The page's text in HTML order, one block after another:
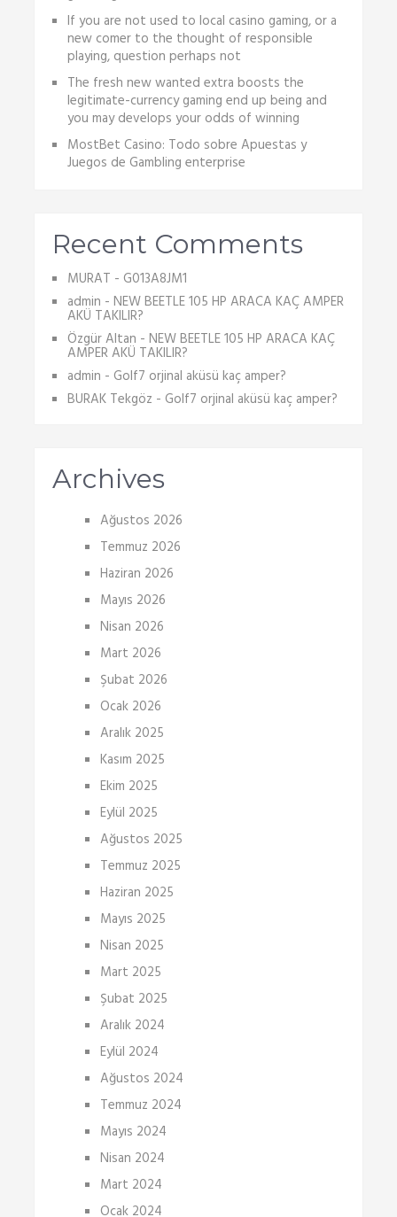
If you are not used to local casino gaming, or a
new comer to the thought of responsible
playing, question perhaps not
The fresh new wanted extra boosts the
legitimate-currency gaming end up being and
you may develops your odds of winning
MostBet Casino: Todo sobre Apuestas y
Juegos de Gambling enterprise
Recent Comments
MURAT - G013A8JM1
admin - NEW BEETLE 105 HP ARACA KAÇ AMPER
AKÜ TAKILIR?
Özgür Altan - NEW BEETLE 105 HP ARACA KAÇ
AMPER AKÜ TAKILIR?
admin - Golf7 orjinal aküsü kaç amper?
BURAK Tekgöz - Golf7 orjinal aküsü kaç amper?
Archives
Ağustos 2026
Temmuz 2026
Haziran 2026
Mayıs 2026
Nisan 2026
Mart 2026
Şubat 2026
Ocak 2026
Aralık 2025
Kasım 2025
Ekim 2025
Eylül 2025
Ağustos 2025
Temmuz 2025
Haziran 2025
Mayıs 2025
Nisan 2025
Mart 2025
Şubat 2025
Aralık 2024
Eylül 2024
Ağustos 2024
Temmuz 2024
Mayıs 2024
Nisan 2024
Mart 2024
Ocak 2024